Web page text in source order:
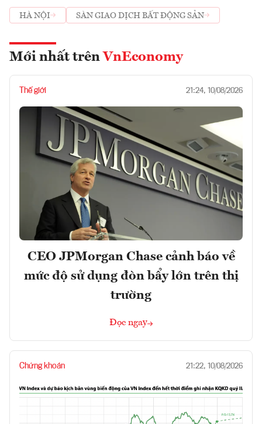
HÀ NỘI SÀN GIAO DỊCH BẤT ĐỘNG SẢN
Mới nhất trên VnEconomy
Thế giới 21:24, 10/08/2026
CEO JPMorgan Chase cảnh báo về
mức độ sử dụng đòn bẩy lớn trên thị
trường
Đọc ngay
Chứng khoán 21:22, 10/08/2026